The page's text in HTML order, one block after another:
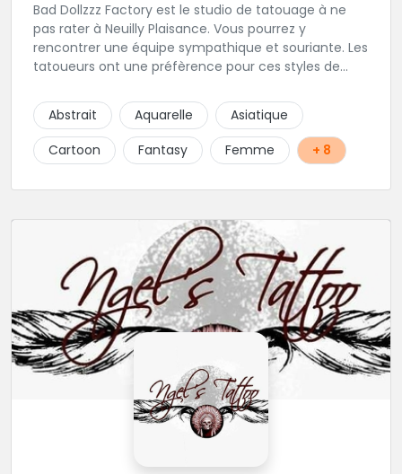
Bad Dollzzz Factory est le studio de tatouage à ne
pas rater à Neuilly Plaisance. Vous pourrez y
rencontrer une équipe sympathique et souriante. Les
tatoueurs ont une préfèrence pour ces styles de
culture et traits fins. Foncez !
Abstrait Aquarelle
Asiatique
Cartoon
Fantasy Femme + 8